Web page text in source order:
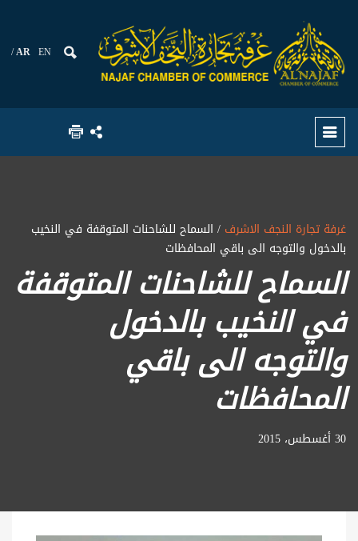
AR EN
غرفة تجارة النجف الاشرف / السماح للشاحنات المتوقفة في النخيب
بالدخول والتوجه الى باقي المحافظات
السماح للشاحنات المتوقفة
في النخيب بالدخول
والتوجه الى باقي
المحافظات
30 أغسطس، 2015